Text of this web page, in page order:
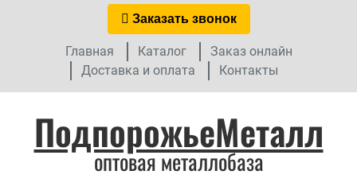
Заказать звонок
Главная Каталог
Заказ онлайн
Доставка и оплата
Контакты
ПодпорожьеМеталл
оптовая металлобаза